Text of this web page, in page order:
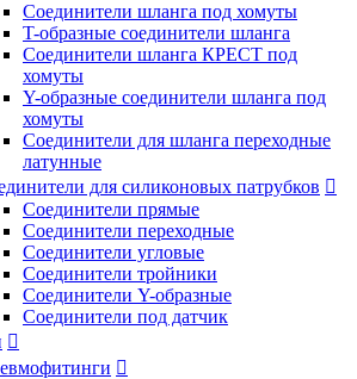
Соединители шланга под хомуты
T-образные соединители шланга
Соединители шланга КРЕСТ под
хомуты
Y-образные соединители шланга под
хомуты
Соединители для шланга переходные
латунные
для силиконовых патрубков 
Соединители прямые
Соединители переходные
Соединители угловые
Соединители тройники
Соединители Y-образные
Соединители под датчик

